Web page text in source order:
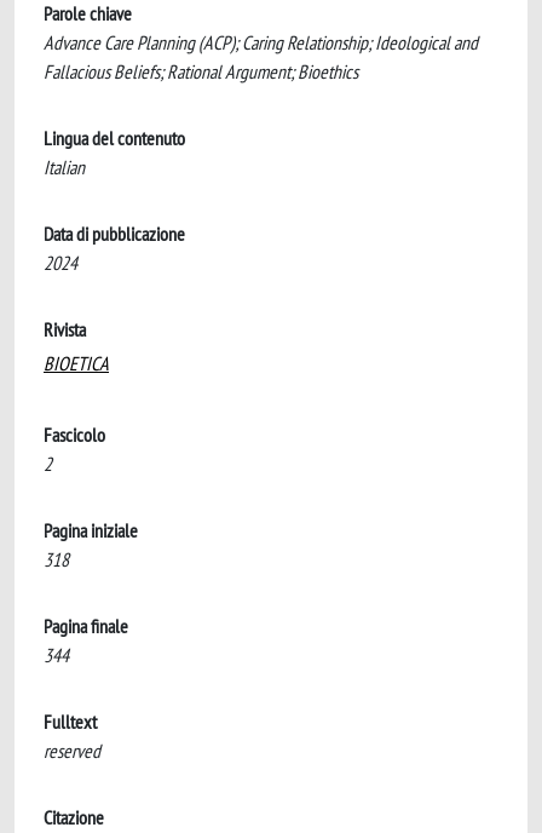
Parole chiave
Advance Care Planning (ACP); Caring Relationship; Ideological and
Fallacious Beliefs; Rational Argument; Bioethics
Lingua del contenuto
Italian
Data di pubblicazione
2024
Rivista
BIOETICA
Fascicolo
2
Pagina iniziale
318
Pagina finale
344
Fulltext
reserved
Citazione